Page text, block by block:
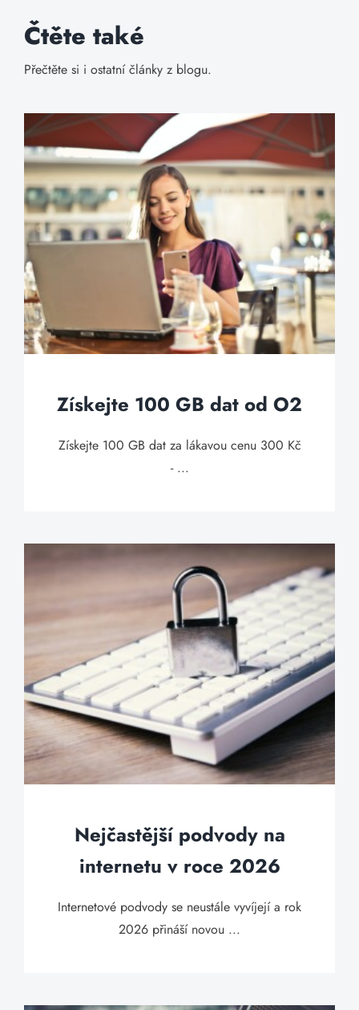
Čtěte také
Přečtěte si i ostatní články z blogu.
Získejte 100 GB dat od O2
Získejte 100 GB dat za lákavou cenu 300 Kč
- ...
Nejčastější podvody na
internetu v roce 2026
Internetové podvody se neustále vyvíjejí a rok
2026 přináší novou ...